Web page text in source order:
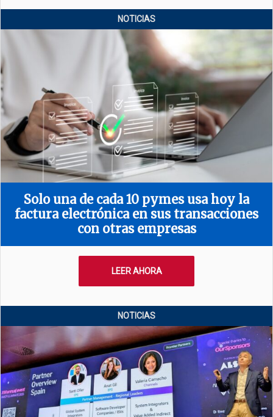
NOTICIAS
Solo una de cada 10 pymes usa hoy la
factura electrónica en sus transacciones
con otras empresas
LEER AHORA
NOTICIAS